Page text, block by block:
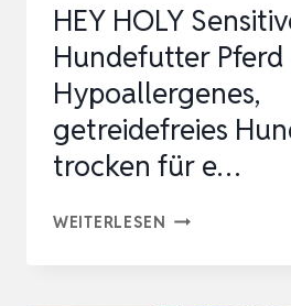
HEY HOLY
Hundefutter Pferd |
Hypoallergenes,
getreidefreies
trocken für e…
WEITERLESEN HEY